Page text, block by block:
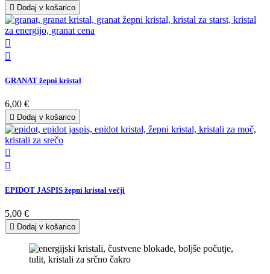
 Dodaj v košarico


GRANAT žepni kristal
6,00 €
 Dodaj v košarico


EPIDOT JASPIS žepni kristal večji
5,00 €
 Dodaj v košarico